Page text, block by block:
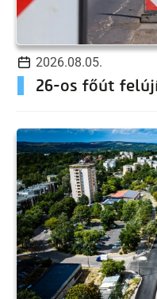
2026.08.05.
26-os főút